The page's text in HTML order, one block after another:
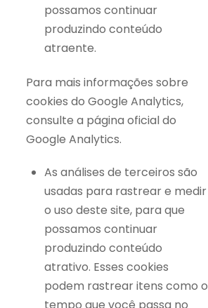
possamos continuar
produzindo conteúdo
atraente.
Para mais informações sobre
cookies do Google Analytics,
consulte a página oficial do
Google Analytics.
As análises de terceiros são
usadas para rastrear e medir
o uso deste site, para que
possamos continuar
produzindo conteúdo
atrativo. Esses cookies
podem rastrear itens como o
tempo que você passa no